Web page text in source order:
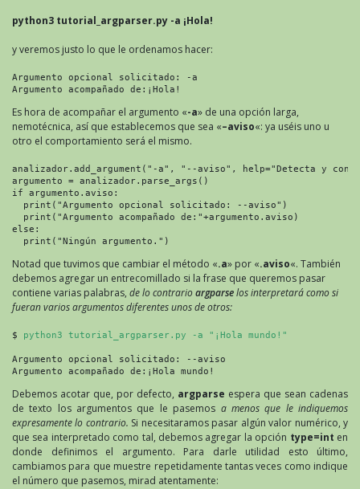
python3 tutorial_argparser.py -a ¡Hola!
y veremos justo lo que le ordenamos hacer:
Argumento opcional solicitado: -a
Argumento acompañado de:¡Hola!
Es hora de acompañar el argumento «-a» de una opción larga,
nemotécnica, así que establecemos que sea «–aviso«: ya uséis uno u
otro el comportamiento será el mismo.
analizador.add_argument("-a", "--aviso", help="Detecta y
argumento = analizador.parse_args()
if argumento.aviso:
print("Argumento opcional solicitado: --aviso")
print("Argumento acompañado de:"+argumento.aviso)
else:
print("Ningún argumento.")
Notad que tuvimos que cambiar el método «.a» por «.aviso«. También
debemos agregar un entrecomillado si la frase que queremos pasar
contiene varias palabras, de lo contrarioargparselos interpretará como si
fueran varios argumentos diferentes unos de otros:
$ python3 tutorial_argparser.py -a "¡Hola mundo!"
Argumento opcional solicitado: --aviso
Argumento acompañado de:¡Hola mundo!
Debemos acotar que, por defecto, argparse espera que sean cadenas
de texto los argumentos que le pasemos a menos que le indiquemos
expresamente lo contrario. Si necesitaramos pasar algún valor numérico, y
que sea interpretado como tal, debemos agregar la opción type=int en
donde definimos el argumento. Para darle utilidad esto último,
cambiamos para que muestre repetidamente tantas veces como indique
el número que pasemos, mirad atentamente: